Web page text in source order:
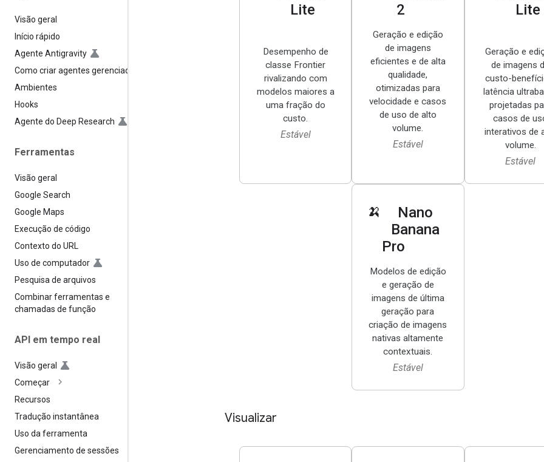
Visão geral
Início rápido
Agente Antigravity
Como criar agentes gerenciados
Ambientes
Hooks
Agente do Deep Research
Ferramentas
Visão geral
Google Search
Google Maps
Execução de código
Contexto do URL
Uso de computador
Pesquisa de arquivos
Combinar ferramentas e
chamadas de função
API em tempo real
Visão geral
Começar
Recursos
Tradução instantânea
Uso da ferramenta
Gerenciamento de sessões
Lite
Desempenho de
classe Frontier
rivalizando com
modelos maiores a
uma fração do
custo.
Estável
2
Geração e edição
de imagens
eficientes e de alta
qualidade,
otimizadas para
velocidade e casos
de uso de alto
volume.
Estável
Lite
Geração e
de imagens
custo-
latência
projetadas
casos de
interativos de
volume.
Estável
🍌
Nano
Banana
Pro
Modelos de edição
e geração de
imagens de última
geração para
criação de imagens
nativas altamente
contextuais.
Estável
Visualizar